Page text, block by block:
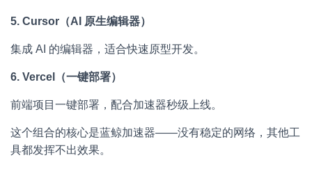
5. Cursor（AI 原生编辑器）
集成 AI 的编辑器，适合快速原型开发。
6. Vercel（一键部署）
前端项目一键部署，配合加速器秒级上线。
这个组合的核心是蓝鲸加速器——没有稳定的网络，其他工
具都发挥不出效果。